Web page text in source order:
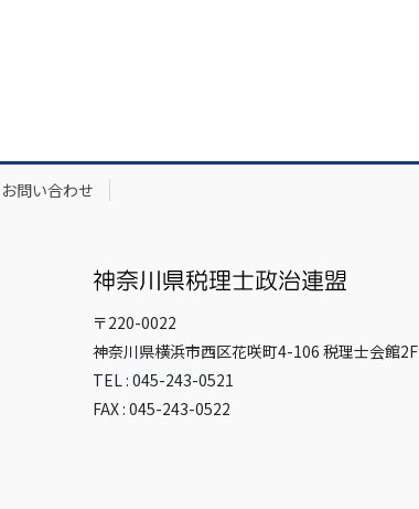
お問い合わせ
〒220-0022
神奈川県横浜市西区花咲町4-106 税理士会館2F
TEL : 045-243-0521
FAX : 045-243-0522